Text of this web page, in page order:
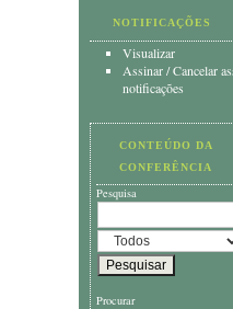
NOTIFICAÇÕES
Visualizar
Assinar/Cancelar
notificações
CONTEÚDO DA
CONFERÊNCIA
Pesquisa
Procurar